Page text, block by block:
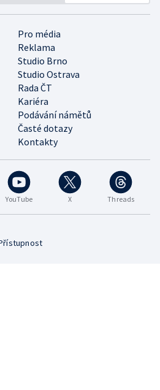
Pro média
Reklama
Studio Brno
Studio Ostrava
Rada ČT
Kariéra
Podávání námětů
Časté dotazy
Kontakty
YouTube X Threads